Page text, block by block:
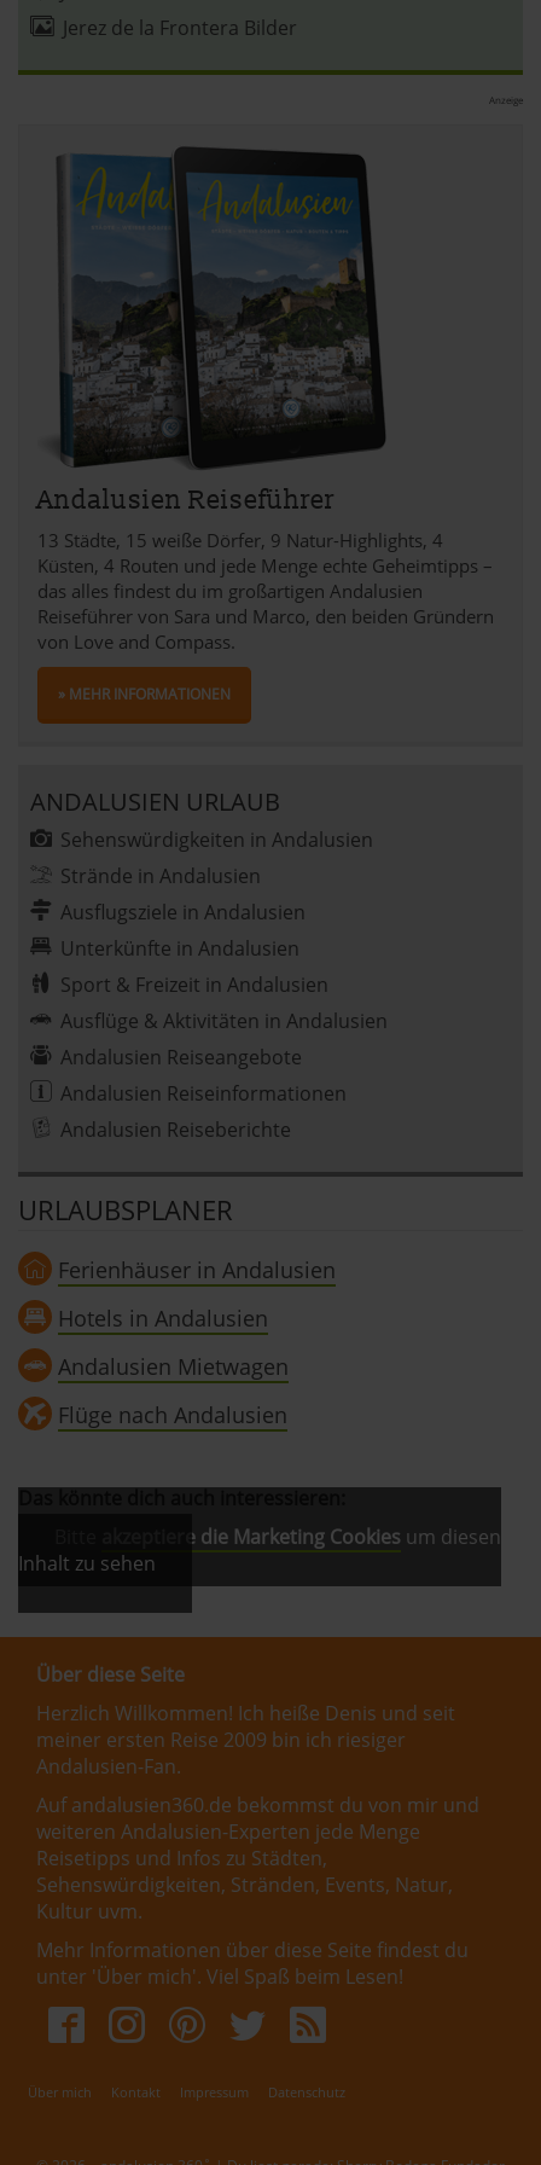
ausgewählten Cookies. Du kannst diese Einstellungen
jederzeit abwählen. Weitere Hinweise zu den
der Datenschutzerklärung.
Datenschutzerklärung| Impressum
Jerez de la Frontera Bilder
Anzeige
Andalusien Reiseführer
13 Städte, 15 weiße Dörfer, 9 Natur-Highlights, 4
Küsten, 4 Routen und jede Menge echte Geheimtipps –
das alles findest du im großartigen Andalusien
Reiseführer von Sara und Marco, den beiden Gründern
von Love and Compass.
» MEHR INFORMATIONEN
ANDALUSIEN URLAUB
Sehenswürdigkeiten in Andalusien
Strände in Andalusien
Ausflugsziele in Andalusien
Unterkünfte in Andalusien
Sport & Freizeit in Andalusien
Ausflüge & Aktivitäten in Andalusien
Andalusien Reiseangebote
Andalusien Reiseinformationen
Andalusien Reiseberichte
URLAUBSPLANER
Ferienhäuser in Andalusien
Hotels in Andalusien
Andalusien Mietwagen
Flüge nach Andalusien
akzeptiere die Marketing Cookies um diesen
Inhalt zu sehen
Über diese Seite
Herzlich Willkommen! Ich heiße Denis und seit
meiner ersten Reise 2009 bin ich riesiger
Andalusien-Fan.
Auf andalusien360.de bekommst du von mir und
weiteren Andalusien-Experten jede Menge
Reisetipps und Infos zu Städten,
Sehenswürdigkeiten, Stränden, Events, Natur,
Kultur uvm.
Mehr Informationen über diese Seite findest du
unter 'Über mich'. Viel Spaß beim Lesen!
Fußbereichsmenü
Über mich Kontakt Impressum Datenschutz